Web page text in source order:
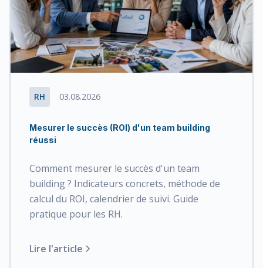
RH 03.08.2026
Mesurer le succès (ROI) d'un team building
réussi
Comment mesurer le succès d'un team
building ? Indicateurs concrets, méthode de
calcul du ROI, calendrier de suivi. Guide
pratique pour les RH.
Lire l'article